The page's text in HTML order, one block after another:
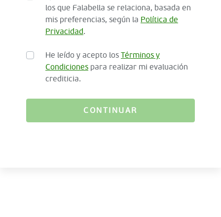
los que Falabella se relaciona, basada en
mis preferencias, según la Política de
Privacidad.
He leído y acepto los Términos y
Condiciones para realizar mi evaluación
crediticia.
CONTINUAR